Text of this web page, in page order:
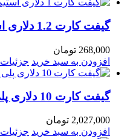
گیفت کارت 1.2 دلاری استیم steam گلوبال
268,000 تومان
افزودن به سبد خرید جزئیات
گیفت کارت 10 دلاری پلی استیشن امارات – PSN
2,027,000 تومان
افزودن به سبد خرید جزئیات